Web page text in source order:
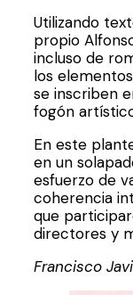
Utilizando
propio
incluso de
los
se inscriben
fogón
En este
en un
esfuerzo de
coherencia
que
directores y
Francisco